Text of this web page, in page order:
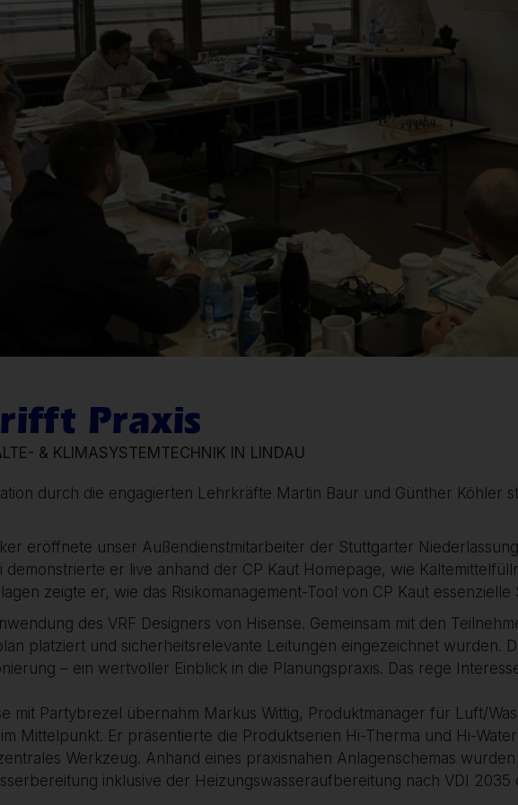
Praxis
& KLIMASYSTEMTECHNIK IN LINDAU
durch die engagierten Lehrkräfte Martin Baur und Günther Köhler
eröffnete unser Außendienstmitarbeiter der Stuttgarter
demonstrierte er live anhand der CP Kaut Homepage, wie
zeigte er, wie das Risikomanagement-Tool von CP Kaut
des VRF Designers von Hisense. Gemeinsam mit den
platziert und sicherheitsrelevante Leitungen eingezeichnet wurden.
– ein wertvoller Einblick in die Planungspraxis. Das rege
mit Partybrezel übernahm Markus Wittig, Produktmanager für Luft/
Mittelpunkt. Er präsentierte die Produktserien Hi-Therma und Hi-
Werkzeug. Anhand eines praxisnahen Anlagenschemas
inklusive der Heizungswasseraufbereitung nach VDI 2035